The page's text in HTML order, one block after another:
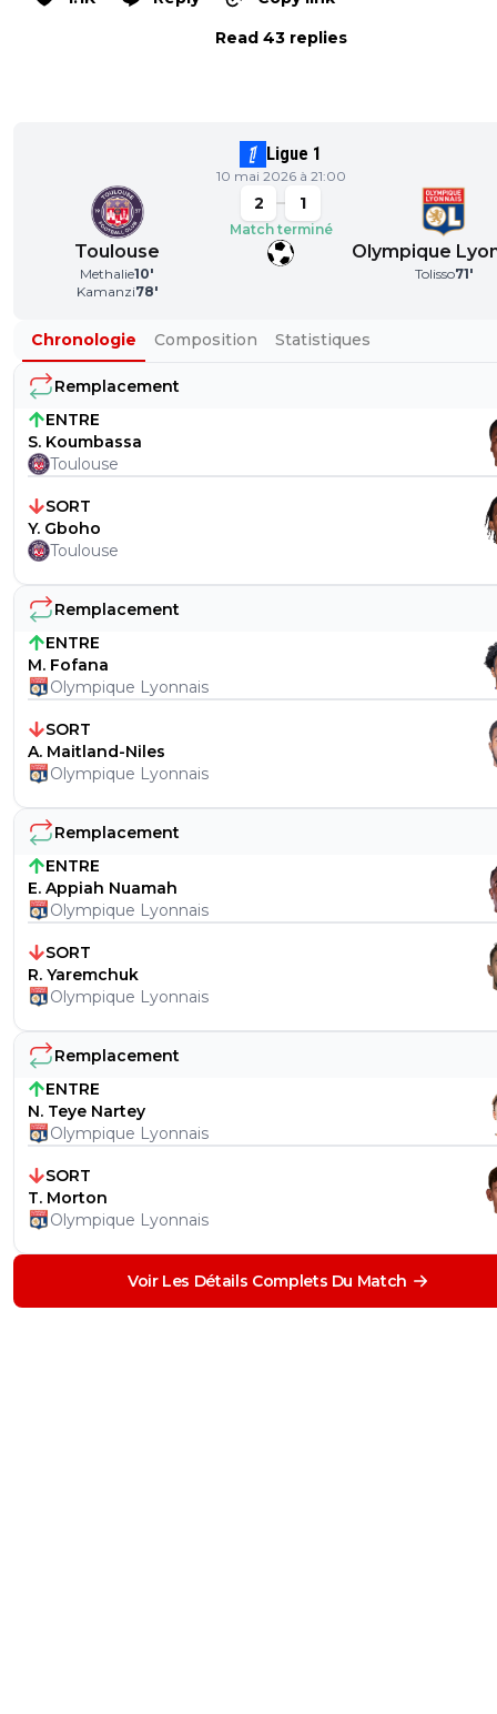
Read 43 replies
Ligue 1
10 mai 2026 à 21:00
Toulouse
Methalie10'
Kamanzi78'
2 1
Match terminé
Olympique
Tolisso71'
Chronologie Composition Statistiques
Remplacement
ENTRE
S. Koumbassa
Toulouse
SORT
Y. Gboho
Toulouse
Remplacement
ENTRE
M. Fofana
Olympique Lyonnais
SORT
A. Maitland-Niles
Olympique Lyonnais
Remplacement
ENTRE
E. Appiah Nuamah
Olympique Lyonnais
SORT
R. Yaremchuk
Olympique Lyonnais
Remplacement
ENTRE
N. Teye Nartey
Olympique Lyonnais
SORT
T. Morton
Olympique Lyonnais
Voir Les Détails Complets Du Match